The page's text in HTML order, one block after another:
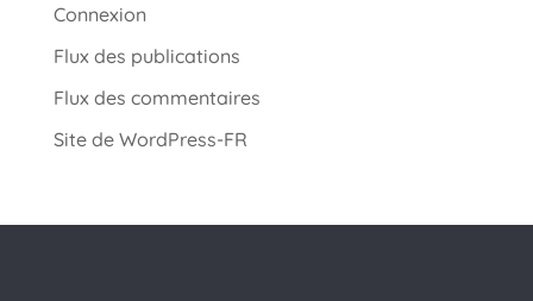
Connexion
Flux des publications
Flux des commentaires
Site de WordPress-FR